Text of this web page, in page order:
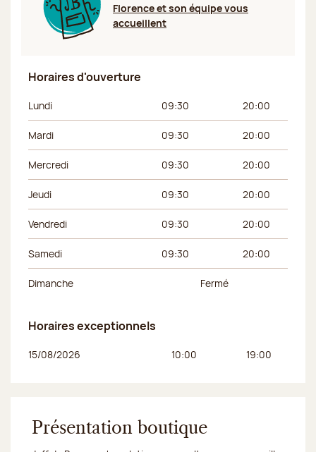
Florence et son équipe vous
accueillent
Horaires d'ouverture
Jour de la semaine Horaires du matin Horaires de
Lundi 09:30 20:00
Mardi 09:30 20:00
Mercredi 09:30 20:00
Jeudi 09:30 20:00
Vendredi 09:30 20:00
Samedi 09:30 20:00
Dimanche Fermé
Horaires exceptionnels
Jour de la semaine Horaires du matin Horaires de
15/08/2026 10:00 19:00
Présentation boutique